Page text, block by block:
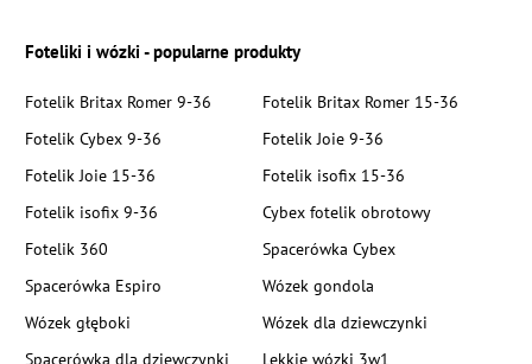
Foteliki i wózki - popularne produkty
Fotelik Britax Romer 9-36
Fotelik Britax Romer 15-36
Fotelik Cybex 9-36
Fotelik Joie 9-36
Fotelik Joie 15-36
Fotelik isofix 15-36
Fotelik isofix 9-36
Cybex fotelik obrotowy
Fotelik 360
Spacerówka Cybex
Spacerówka Espiro
Wózek gondola
Wózek głęboki
Wózek dla dziewczynki